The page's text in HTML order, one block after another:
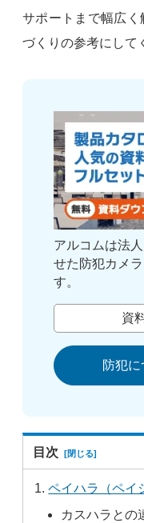
サポートまで幅広
づくりの参考にして
アルコムは法
せた防犯カメ
す。
資
防犯
目次
ペイハラ（ペイ
カスハラとの